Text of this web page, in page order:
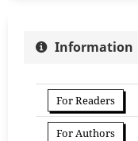
Information
For Readers
For Authors